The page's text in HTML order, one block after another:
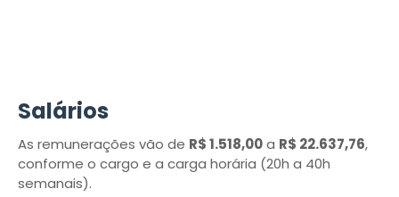
Salários
As remunerações vão de R$ 1.518,00a R$ 22.637,76,
conforme o cargo e a carga horária (20h a 40h
semanais).